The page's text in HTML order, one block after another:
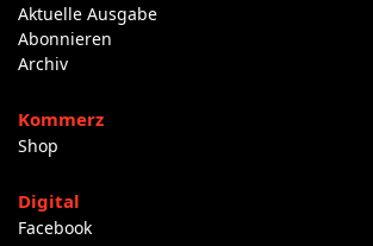
Aktuelle Ausgabe
Abonnieren
Archiv
Kommerz
Shop
Digital
Facebook